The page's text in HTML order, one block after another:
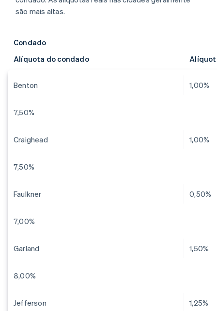
são mais altas.
Condado
Alíquota do condado
Benton 1,00%
7,50%
Craighead 1,00%
7,50%
Faulkner 0,50%
7,00%
Garland 1,50%
8,00%
Jefferson 1,25%